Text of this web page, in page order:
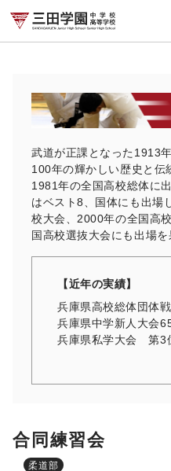
武道が正課となった1913
100年の輝かしい歴史と伝
1981年の全国高校総体に
はベスト8、国体にも出場
校大会、2000年の全国高
国高校選抜大会にも出場を
【近年の実績】
兵庫県高校総体団体
兵庫県中学新人大会
兵庫県私学大会 第3
合同練習会
柔道部